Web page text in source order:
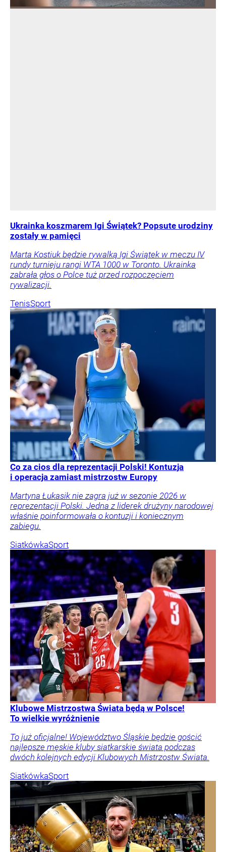
Ukrainka koszmarem Igi Świątek? Popsute urodziny
zostały w pamięci
Marta Kostiuk będzie rywalką Igi Świątek w meczu IV
rundy turnieju rangi WTA 1000 w Toronto. Ukrainka
zabrała głos o Polce tuż przed rozpoczęciem
rywalizacji.
TenisSport
Co za cios dla reprezentacji Polski! Kontuzja
i operacja zamiast mistrzostw Europy
Martyna Łukasik nie zagra już w sezonie 2026 w
reprezentacji Polski. Jedna z liderek drużyny narodowej
właśnie poinformowała o kontuzji i koniecznym
zabiegu.
SiatkówkaSport
Klubowe Mistrzostwa Świata będą w Polsce!
To wielkie wyróżnienie
To już oficjalne! Województwo Śląskie będzie gościć
najlepsze męskie kluby siatkarskie świata podczas
dwóch kolejnych edycji Klubowych Mistrzostw Świata.
SiatkówkaSport